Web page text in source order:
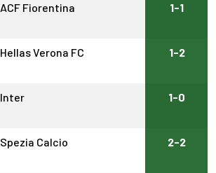
ACF Fiorentina 1-1
Hellas Verona FC 1-2
Inter 1-0
Spezia Calcio 2-2